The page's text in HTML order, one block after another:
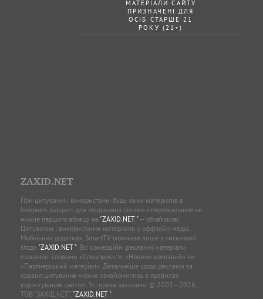
МАТЕРІАЛИ САЙТУ
ПРИЗНАЧЕНІ ДЛЯ
ОСІБ СТАРШЕ 21
РОКУ (21+)
ZAXID.NET
При цитуванні і використанні будь-яких матеріалів в
Інтернеті відкриті для пошукових систем гіперпосилання не
нижче першого абзацу на "ZAXID.NET "— обов’язкові.
Цитування і використання матеріалів у оффлайн-медіа,
Мобільних додатках, SmartTV можливе лише з письмової
згоди "ZAXID.NET ". Всі комерційні рекламні матеріали
позначені словами «Спецпроєкт», «Новини компаній» чи
«Партнерський матеріал». Детальніше щодо реклами та
правил цитування можна ознайомитись в правилах
користування сайтом. Усі права захищені. © 2005—2026,
ТОВ “ЗАХІД.НЕТ”, "ZAXID.NET ".